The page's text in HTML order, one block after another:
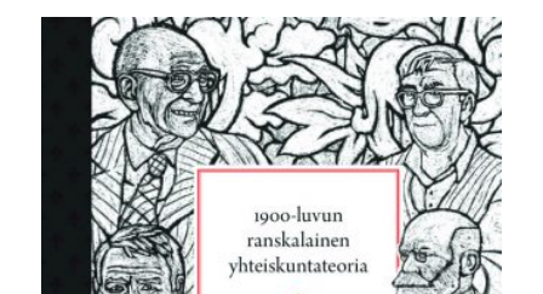
oli:
30,00 €.
on:
9,90 €.